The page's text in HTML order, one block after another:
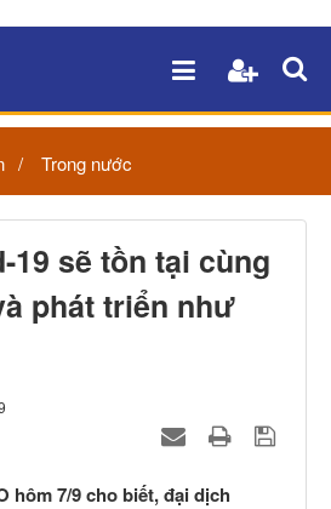
Trong nước
19 sẽ tồn tại cùng
phát triển như
hôm 7/9 cho biết, đại dịch